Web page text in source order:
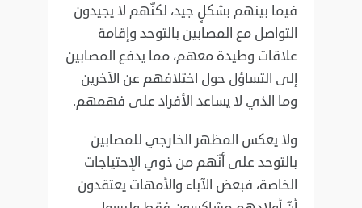
فيما بينهم بشكلٍ جيد، لكنّهم لا يجيدون
التواصل ‏مع المصابين بالتوحد وإقامة
علاقات وطيدة معهم، مما يدفع المصابين
إلى التساؤل حول اختلافهم عن الآخرين
‏وما الذي لا يساعد الأفراد على فهمهم.‏
ولا يعكس المظهر الخارجي للمصابين
بالتوحد على أنّهم من ذوي الإحتياجات
الخاصة، فبعض الآباء ‏والأمهات يعتقدون